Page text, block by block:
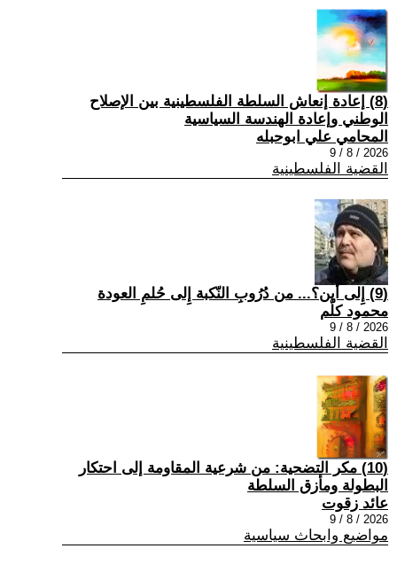
(8) إعادة إنعاش السلطة الفلسطينية بين الإصلاح
الوطني وإعادة الهندسة السياسية
المحامي علي ابوحبله
2026 / 8 / 9
القضية الفلسطينية
(9) إِلى أين؟... من دُرُوبِ النّكبة إِلى حُلمِ العودة
محمود كلّم
2026 / 8 / 9
القضية الفلسطينية
(10) مكر التضحية: من شرعية المقاومة إلى احتكار
البطولة ومأزق السلطة
عائد زقوت
2026 / 8 / 9
مواضيع وابحاث سياسية